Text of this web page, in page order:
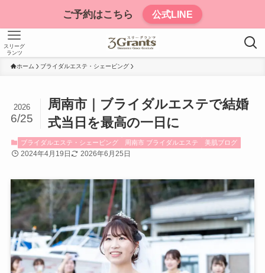
ご予約はこちら 公式LINE
スリーグ
ランツ
ホーム ブライダルエステ・シェービング
周南市｜ブライダルエステで結婚
式当日を最高の一日に
2026
6/25
ブライダルエステ・シェービング 周南市 ブライダルエステ 美肌ブログ
2024年4月19日 2026年6月25日